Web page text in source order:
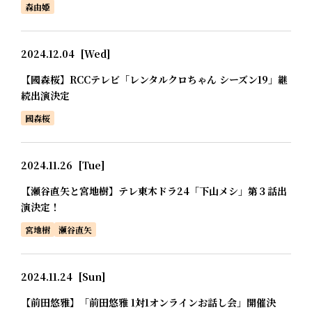
森由姫
2024.12.04 [Wed]
【國森桜】RCCテレビ「レンタルクロちゃん シーズン19」継
続出演決定
國森桜
2024.11.26 [Tue]
【瀬谷直矢と宮地樹】テレ東木ドラ24「下山メシ」第３話出
演決定！
宮地樹 瀬谷直矢
2024.11.24 [Sun]
【前田悠雅】「前田悠雅 1対1オンラインお話し会」開催決